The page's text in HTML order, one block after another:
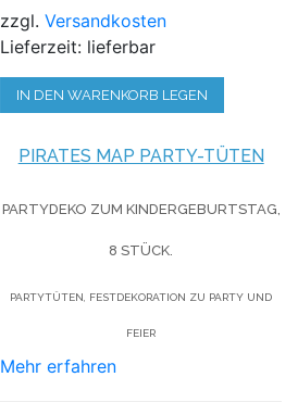
zzgl.Versandkosten
Lieferzeit: lieferbar
IN DEN WARENKORB LEGEN
PIRATES MAP PARTY-TÜTEN
PARTYDEKO ZUM KINDERGEBURTSTAG,
8 STÜCK.
PARTYTÜTEN, FESTDEKORATION ZU PARTY UND
FEIER
Mehr erfahren